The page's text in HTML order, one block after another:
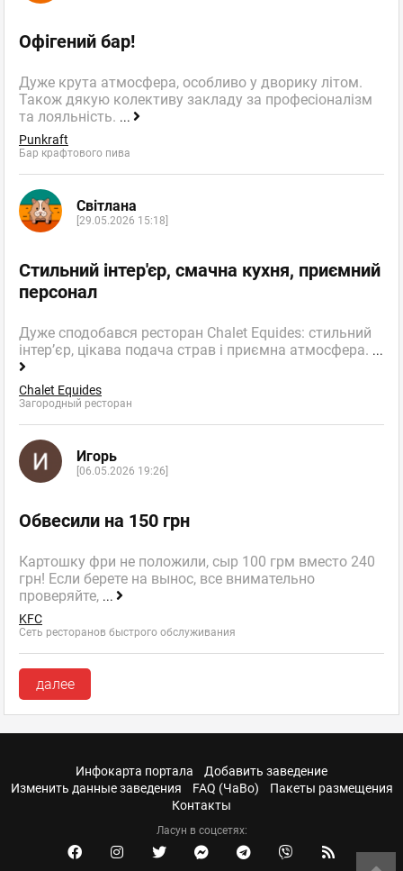
Офігений бар!
Дуже крута атмосфера, особливо у дворику літом.
Також дякую колективу закладу за професіоналізм
та лояльність. ...
Punkraft
Бар крафтового пива
Світлана
[29.05.2026 15:18]
Стильний інтер'єр, смачна кухня, приємний
персонал
Дуже сподобався ресторан Chalet Equides: стильний
інтер’єр, цікава подача страв і приємна атмосфера. ...
Chalet Equides
Загородный ресторан
Игорь
[06.05.2026 19:26]
Обвесили на 150 грн
Картошку фри не положили, сыр 100 грм вместо 240
грн! Если берете на вынос, все внимательно
проверяйте, ...
KFC
Сеть ресторанов быстрого обслуживания
далее
Инфокарта портала
Добавить заведение
Изменить данные заведения
FAQ (ЧаВо)
Пакеты размещения
Контакты
Ласун в соцсетях: